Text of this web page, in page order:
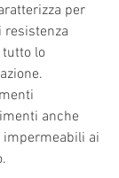
per
resistenza
lo
anche
impermeabili ai